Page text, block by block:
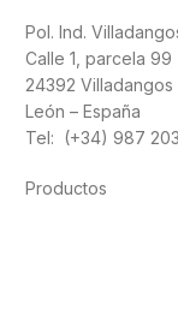
Pol. Ind.
Calle 1, parcela 99
24392 Villadangos
León – España
Tel: (+34) 987
Productos